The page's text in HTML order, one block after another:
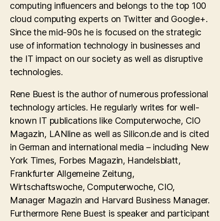
computing influencers and belongs to the top 100
cloud computing experts on Twitter and Google+.
Since the mid-90s he is focused on the strategic
use of information technology in businesses and
the IT impact on our society as well as disruptive
technologies.
Rene Buest is the author of numerous professional
technology articles. He regularly writes for well-
known IT publications like Computerwoche, CIO
Magazin, LANline as well as Silicon.de and is cited
in German and international media – including New
York Times, Forbes Magazin, Handelsblatt,
Frankfurter Allgemeine Zeitung,
Wirtschaftswoche, Computerwoche, CIO,
Manager Magazin and Harvard Business Manager.
Furthermore Rene Buest is speaker and participant